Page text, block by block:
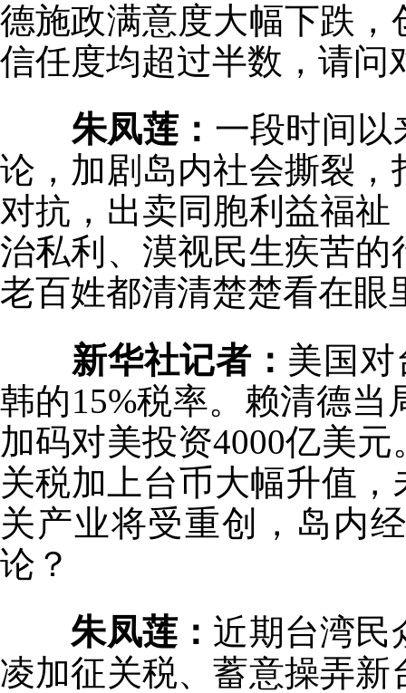
德施政满意度大幅下跌
信任度均超过半数，请问
朱凤莲： 一段时间以
论，加剧岛内社会撕裂
对抗，出卖同胞利益福
治私利、漠视民生疾苦
老百姓都清清楚楚看在眼
新华社记者： 美国对
韩的15%税率。赖清德
加码对美投资4000亿美
关税加上台币大幅升值
关产业将受重创，岛内
论？
朱凤莲： 近期台湾民
凌加征关税、蓄意操弄